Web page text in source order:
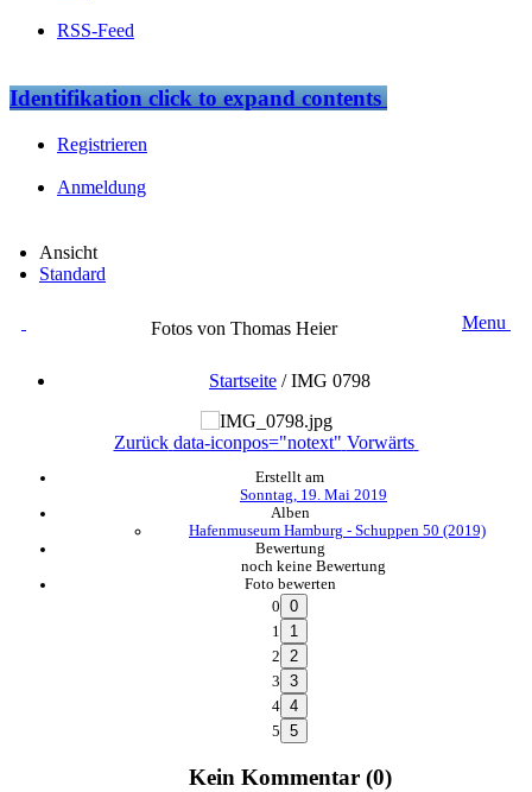
RSS-Feed
Identifikationclick to expand contents
Registrieren
Anmeldung
Ansicht
Standard
Fotos von Thomas Heier Menu
Startseite /IMG 0798
Zurück data-iconpos="notext" Vorwärts
Erstellt am
Sonntag, 19. Mai 2019
Alben
Hafenmuseum Hamburg - Schuppen 50 (2019)
Bewertung
noch keine Bewertung
Foto bewerten
0
1
2
3
4
5
Kein Kommentar (0)